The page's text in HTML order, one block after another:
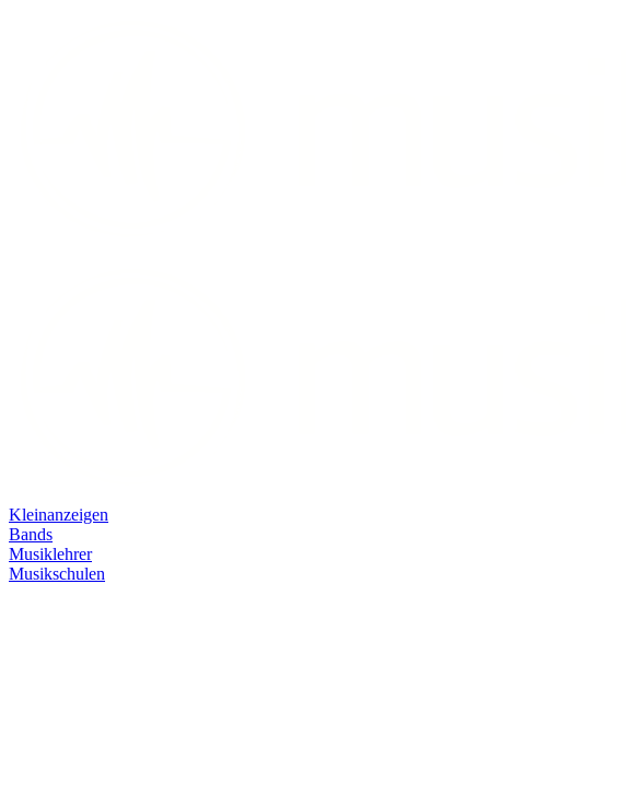
Kleinanzeigen
Bands
Musiklehrer
Musikschulen